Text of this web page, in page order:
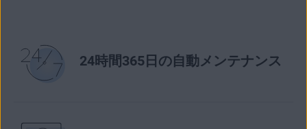
24時間365日の自動メンテナンス